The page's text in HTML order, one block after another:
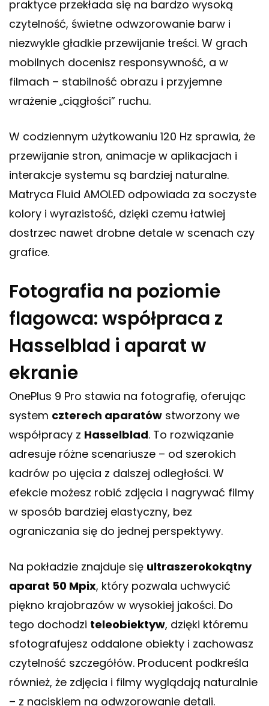
praktyce przekłada się na bardzo wysoką
czytelność, świetne odwzorowanie barw i
niezwykle gładkie przewijanie treści. W grach
mobilnych docenisz responsywność, a w
filmach – stabilność obrazu i przyjemne
wrażenie „ciągłości” ruchu.
W codziennym użytkowaniu 120 Hz sprawia, że
przewijanie stron, animacje w aplikacjach i
interakcje systemu są bardziej naturalne.
Matryca Fluid AMOLED odpowiada za soczyste
kolory i wyrazistość, dzięki czemu łatwiej
dostrzec nawet drobne detale w scenach czy
grafice.
Fotografia na poziomie
flagowca: współpraca z
Hasselblad i aparat w
ekranie
OnePlus 9 Pro stawia na fotografię, oferując
system czterech aparatów stworzony we
współpracy z Hasselblad. To rozwiązanie
adresuje różne scenariusze – od szerokich
kadrów po ujęcia z dalszej odległości. W
efekcie możesz robić zdjęcia i nagrywać filmy
w sposób bardziej elastyczny, bez
ograniczania się do jednej perspektywy.
Na pokładzie znajduje się ultraszerokokątny
aparat 50 Mpix, który pozwala uchwycić
piękno krajobrazów w wysokiej jakości. Do
tego dochodzi teleobiektyw, dzięki któremu
sfotografujesz oddalone obiekty i zachowasz
czytelność szczegółów. Producent podkreśla
również, że zdjęcia i filmy wyglądają naturalnie
– z naciskiem na odwzorowanie detali.